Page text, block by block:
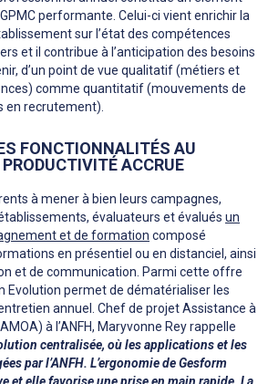
performante. Celui-ci vient enrichir la
sur l’état des compétences
et il contribue à l’anticipation des besoins
d’un point de vue qualitatif (métiers et
comme quantitatif (mouvements de
en recrutement).
FONCTIONNALITÉS AU
PRODUCTIVITÉ ACCRUE
à mener à bien leurs campagnes,
établissements, évaluateurs et évalués un
et de formation composé
en présentiel ou en distanciel, ainsi
et de communication. Parmi cette offre
Evolution permet de dématérialiser les
annuel. Chef de projet Assistance à
à l’ANFH, Maryvonne Rey rappelle
centralisée, où les applications et les
par l’ANFH. L’ergonomie de Gesform